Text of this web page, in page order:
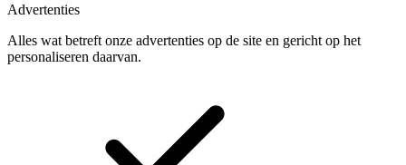
Advertenties
Alles wat betreft onze advertenties op de site en gericht op het
personaliseren daarvan.